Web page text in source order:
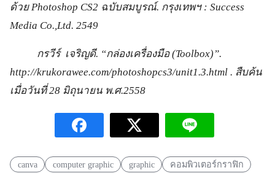
ด้วย Photoshop CS2 ฉบับสมบูรณ์. กรุงเทพฯ : Success
Media Co.,Ltd. 2549
กรวีร์ เจริญดี. “กล่องเครื่องมือ (Toolbox)”.
http://krukorawee.com/photoshopcs3/unit1.3.html . สืบค้น
เมื่อวันที่ 28 มิถุนายน พ.ศ.2558
canva computer graphic graphic คอมพิวเตอร์กราฟิก